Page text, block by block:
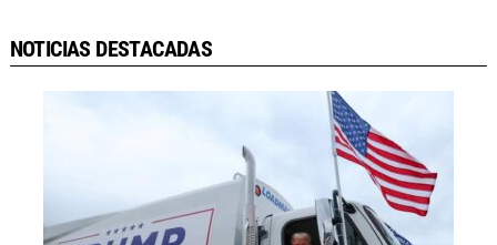
NOTICIAS DESTACADAS